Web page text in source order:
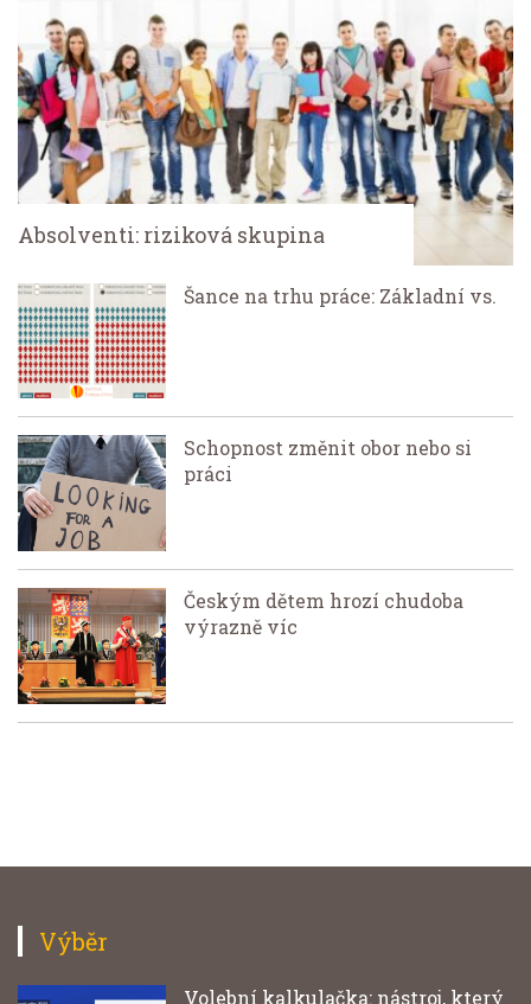
Absolventi: riziková skupina
Šance na trhu práce: Základní vs.
Schopnost změnit obor nebo si
práci
Českým dětem hrozí chudoba
výrazně víc
Výběr
Volební kalkulačka: nástroj, který